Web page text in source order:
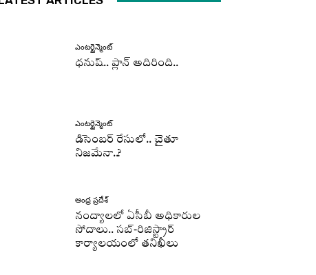
ఎంటర్టైన్మెంట్
ధనుష్‌.. ప్లాన్ అదిరింది..
ఎంటర్టైన్మెంట్
డిసెంబర్ రేసులో.. చైతూ
నిజమేనా..?
ఆంధ్ర ప్రదేశ్
నంద్యాలలో ఏసీబీ అధికారుల
సోదాలు.. సబ్-రిజిస్ట్రార్
కార్యాలయంలో తనిఖీలు